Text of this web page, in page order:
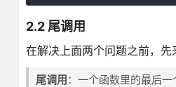
2.2 尾调用
在解决上面两个问题之前，先
尾调用：一个函数里的最后